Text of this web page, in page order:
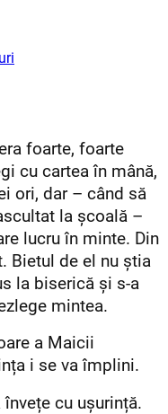
foarte, foarte
cu cartea în mână,
ori, dar – când să
la școală –
lucru în minte. Din
Bietul de el nu știa
la biserică și s-a
mintea.
a Maicii
i se va împlini.
cu ușurință.